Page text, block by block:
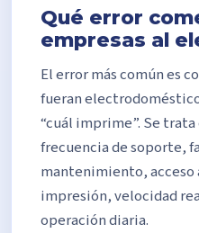
Qué error
empresas al
El error más común es
fueran
“cuál imprime”. Se
frecuencia de soporte,
mantenimiento, acceso
impresión, velocidad
operación diaria.